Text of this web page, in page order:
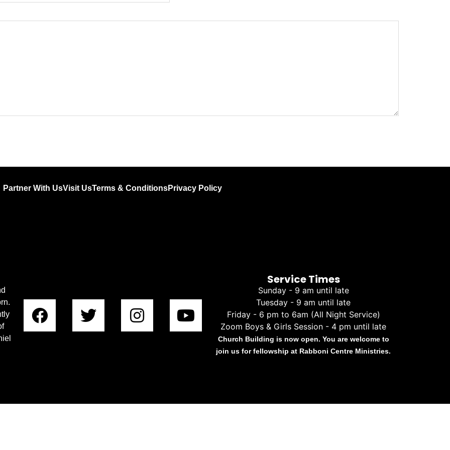
Partner With UsVisit UsTerms & ConditionsPrivacy Policy
Service Times
Sunday - 9 am until late
Tuesday - 9 am until late
Friday - 6 pm to 6am (All Night Service)
Zoom Boys & Girls Session - 4 pm until late
Church Building is now open. You are welcome to
join us for fellowship at Rabboni Centre Ministries.